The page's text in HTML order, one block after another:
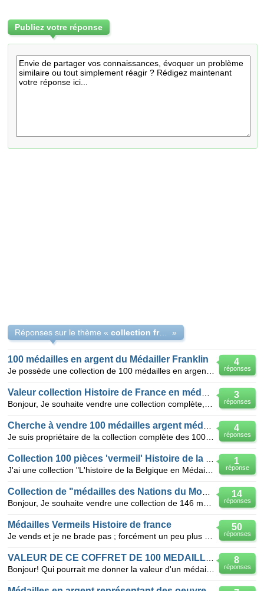
Publiez votre réponse
Réponses sur le thème « collection franklin 100 medailles argent histoire de France »
4
réponses
100 médailles en argent du Médailler Franklin
3
réponses
4
réponses
1
réponse
14
réponses
50
réponses
Médailles Vermeils Histoire de france
8
réponses